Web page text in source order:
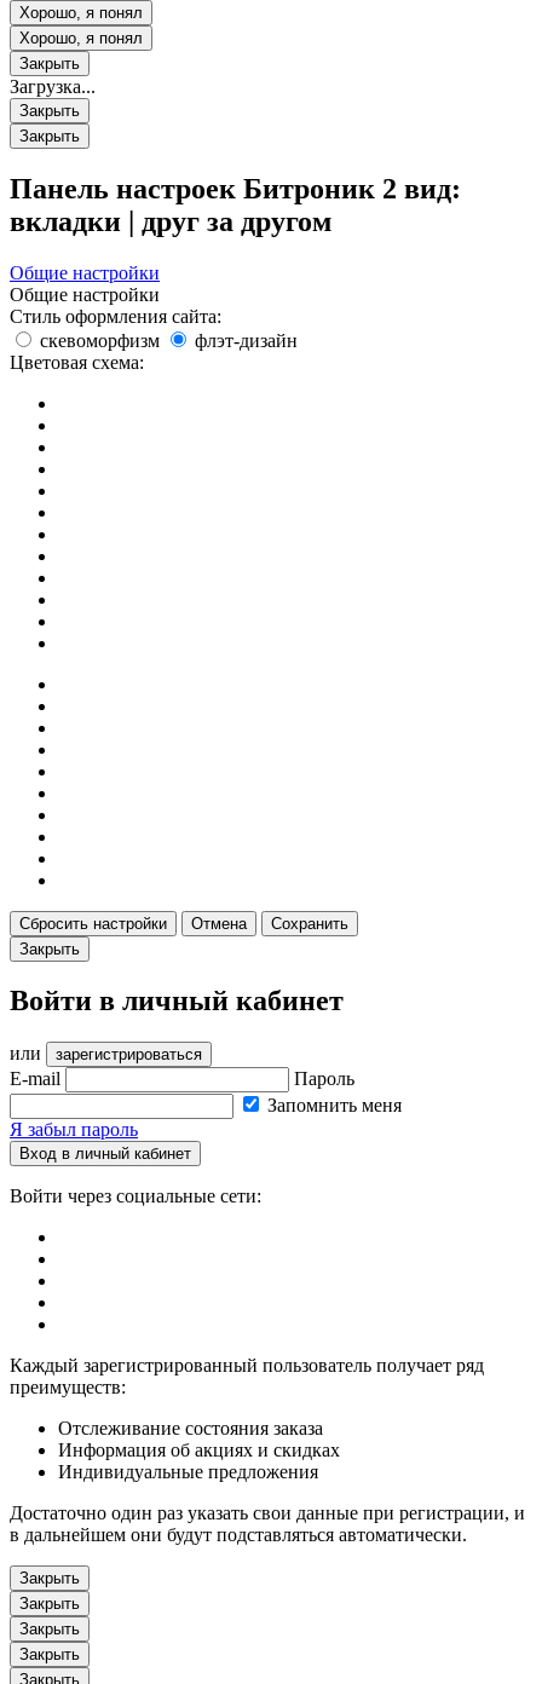
Хорошо, я понял
Хорошо, я понял
Закрыть
Загрузка...
Закрыть
Закрыть
Панель настроек Битроник 2 вид:
вкладки | друг за другом
Общие настройки
Общие настройки
Стиль оформления сайта:
скевоморфизм
флэт-дизайн
Цветовая схема:
Сбросить настройки Отмена
Сохранить
Закрыть
Войти в личный кабинет
или зарегистрироваться
E-mail
Пароль
Запомнить меня
Я забыл пароль
Вход в личный кабинет
Войти через социальные сети:
Каждый зарегистрированный пользователь получает ряд
преимуществ:
Отслеживание состояния заказа
Информация об акциях и скидках
Индивидуальные предложения
Достаточно один раз указать свои данные при регистрации, и
в дальнейшем они будут подставляться автоматически.
Закрыть
Закрыть
Закрыть
Закрыть
Закрыть